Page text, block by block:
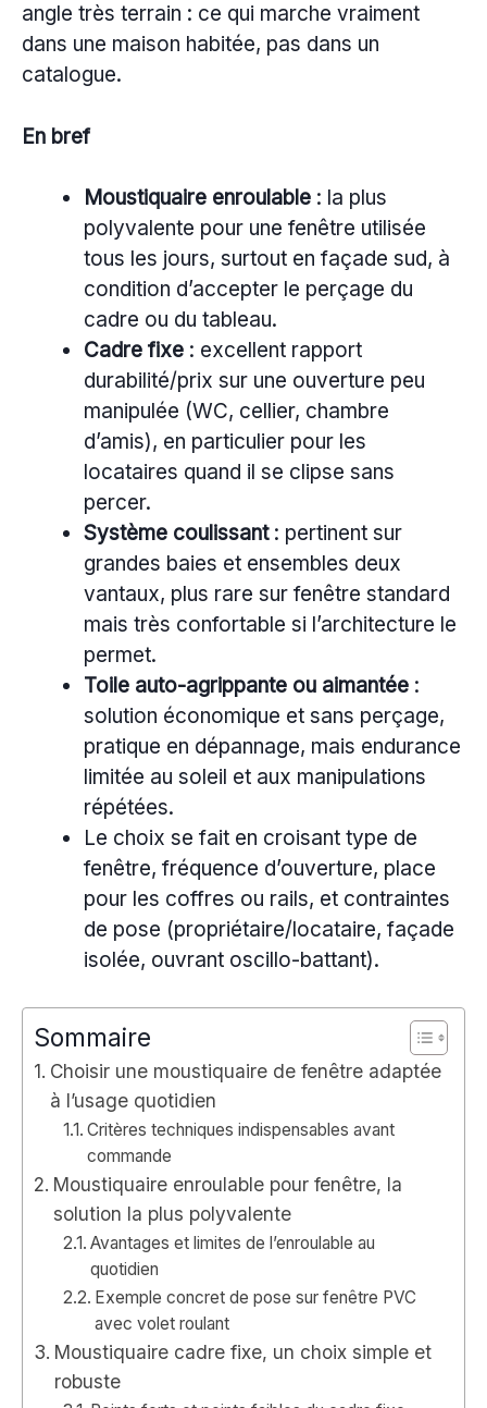
angle très terrain : ce qui marche vraiment
dans une maison habitée, pas dans un
catalogue.
En bref
Moustiquaire enroulable : la plus
polyvalente pour une fenêtre utilisée
tous les jours, surtout en façade sud, à
condition d’accepter le perçage du
cadre ou du tableau.
Cadre fixe : excellent rapport
durabilité/prix sur une ouverture peu
manipulée (WC, cellier, chambre
d’amis), en particulier pour les
locataires quand il se clipse sans
percer.
Système coulissant: pertinent sur
grandes baies et ensembles deux
vantaux, plus rare sur fenêtre standard
mais très confortable si l’architecture le
permet.
Toile auto-agrippante ou aimantée :
solution économique et sans perçage,
pratique en dépannage, mais endurance
limitée au soleil et aux manipulations
répétées.
Le choix se fait en croisant type de
fenêtre, fréquence d’ouverture, place
pour les coffres ou rails, et contraintes
de pose (propriétaire/locataire, façade
isolée, ouvrant oscillo-battant).
Sommaire
Choisir une moustiquaire de fenêtre adaptée
à l’usage quotidien
Critères techniques indispensables avant
commande
Moustiquaire enroulable pour fenêtre, la
solution la plus polyvalente
Avantages et limites de l’enroulable au
quotidien
Exemple concret de pose sur fenêtre PVC
avec volet roulant
Moustiquaire cadre fixe, un choix simple et
robuste